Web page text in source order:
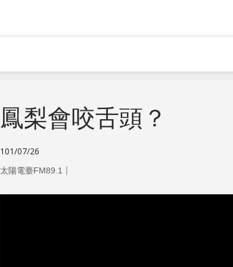
鳳梨會咬舌頭？
101/07/26
太陽電臺FM89.1 ｜